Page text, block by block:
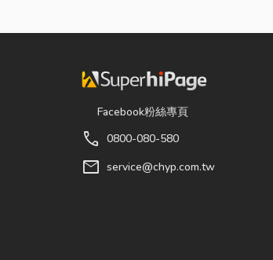
Facebook粉絲專頁
call 0800-080-580
mail service@chyp.com.tw